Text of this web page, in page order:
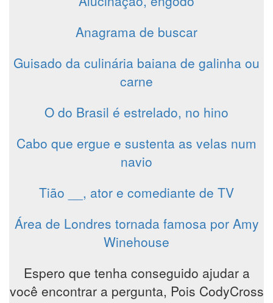
Anagrama de buscar
Guisado da culinária baiana de galinha ou
carne
O do Brasil é estrelado, no hino
Cabo que ergue e sustenta as velas num
navio
Tião __, ator e comediante de TV
Área de Londres tornada famosa por Amy
Winehouse
Espero que tenha conseguido ajudar a
você encontrar a pergunta, Pois CodyCross